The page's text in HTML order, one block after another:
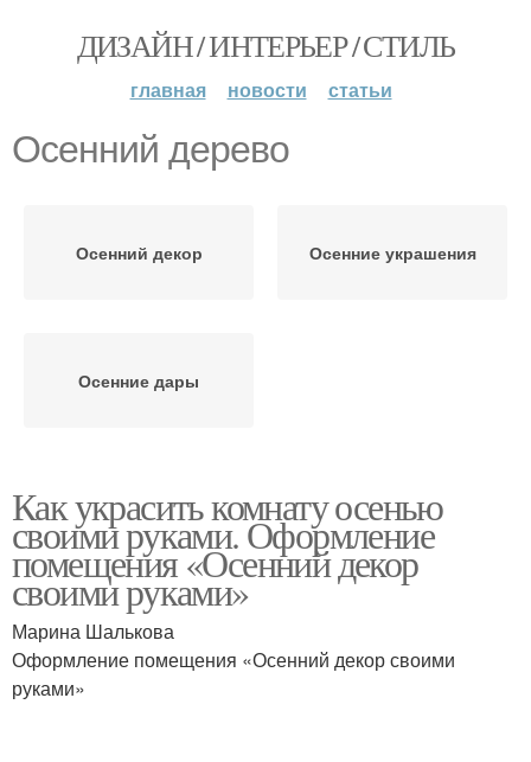
ДИЗАЙН / ИНТЕРЬЕР / СТИЛЬ
главная новости статьи
Осенний дерево
Осенний декор Осенние украшения
Осенние дары
Как украсить комнату осенью
своими руками. Оформление
помещения «Осенний декор
своими руками»
Марина Шалькова
Оформление помещения «Осенний декор своими
руками»